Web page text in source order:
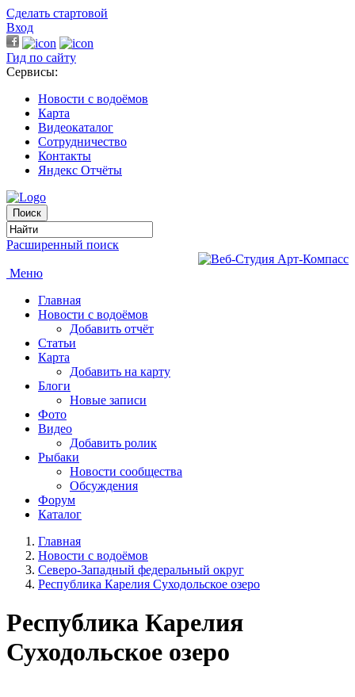
Сделать стартовой
Вход
Гид по сайту
Сервисы:
Новости с водоёмов
Карта
Видеокаталог
Сотрудничество
Контакты
Яндекс Отчёты
Расширенный поиск
Меню
Главная
Новости с водоёмов
Добавить отчёт
Статьи
Карта
Добавить на карту
Блоги
Новые записи
Фото
Видео
Добавить ролик
Рыбаки
Новости сообщества
Обсуждения
Форум
Каталог
Главная
Новости с водоёмов
Северо-Западный федеральный округ
Республика Карелия Суходольское озеро
Республика Карелия
Суходольское озеро